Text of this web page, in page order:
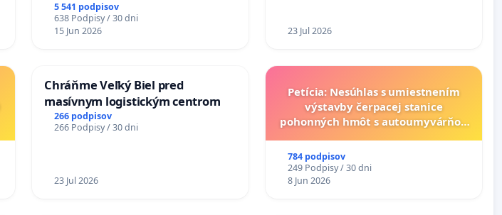
5 541 podpisov
638 Podpisy / 30 dni
15 Jun 2026
a odvodňovacích kanálov na
23 Jul 2026
Chráňme Veľký Biel pred
masívnym logistickým centrom
266 podpisov
266 Podpisy / 30 dni
23 Jul 2026
Petícia: Nesúhlas s umiestnením
výstavby čerpacej stanice
pohonných hmôt s autoumyvárňou
Grob - Čierna Voda
784 podpisov
249 Podpisy / 30 dni
8 Jun 2026